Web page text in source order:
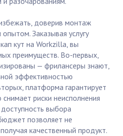
доверив монтаж
Заказывая услугу
кут на Workzilla, вы
преимуществ. Во-первых,
— фрилансеры знают,
эффективностью
платформа гарантирует
риски неисполнения
выбора
позволяет не
качественный продукт.